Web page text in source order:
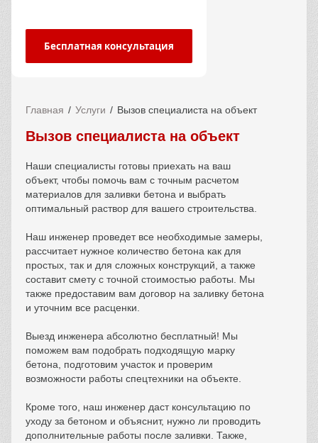
Бесплатная консультация
Главная Услуги Вызов специалиста на объект
Вызов специалиста на объект
Наши специалисты готовы приехать на ваш
объект, чтобы помочь вам с точным расчетом
материалов для заливки бетона и выбрать
оптимальный раствор для вашего строительства.
Наш инженер проведет все необходимые замеры,
рассчитает нужное количество бетона как для
простых, так и для сложных конструкций, а также
составит смету с точной стоимостью работы. Мы
также предоставим вам договор на заливку бетона
и уточним все расценки.
Выезд инженера абсолютно бесплатный! Мы
поможем вам подобрать подходящую марку
бетона, подготовим участок и проверим
возможности работы спецтехники на объекте.
Кроме того, наш инженер даст консультацию по
уходу за бетоном и объяснит, нужно ли проводить
дополнительные работы после заливки. Также,